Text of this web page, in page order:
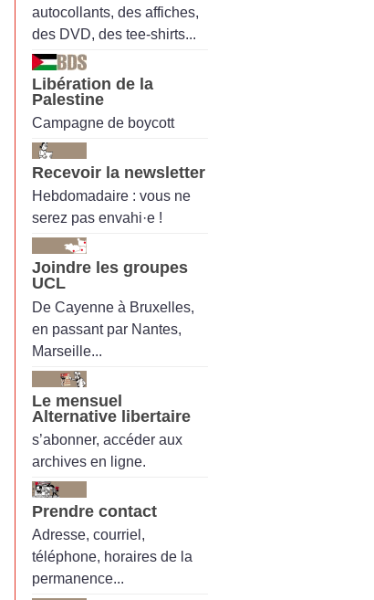
autocollants, des affiches,
des DVD, des tee-shirts...
Libération de la
Palestine
Campagne de boycott
Recevoir la newsletter
Hebdomadaire : vous ne
serez pas envahi·e !
Joindre les groupes
UCL
De Cayenne à Bruxelles,
en passant par Nantes,
Marseille...
Le mensuel
Alternative libertaire
s’abonner, accéder aux
archives en ligne.
Prendre contact
Adresse, courriel,
téléphone, horaires de la
permanence...